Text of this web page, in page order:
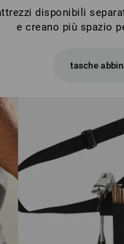
disponibili
e creano più spazio
tasche